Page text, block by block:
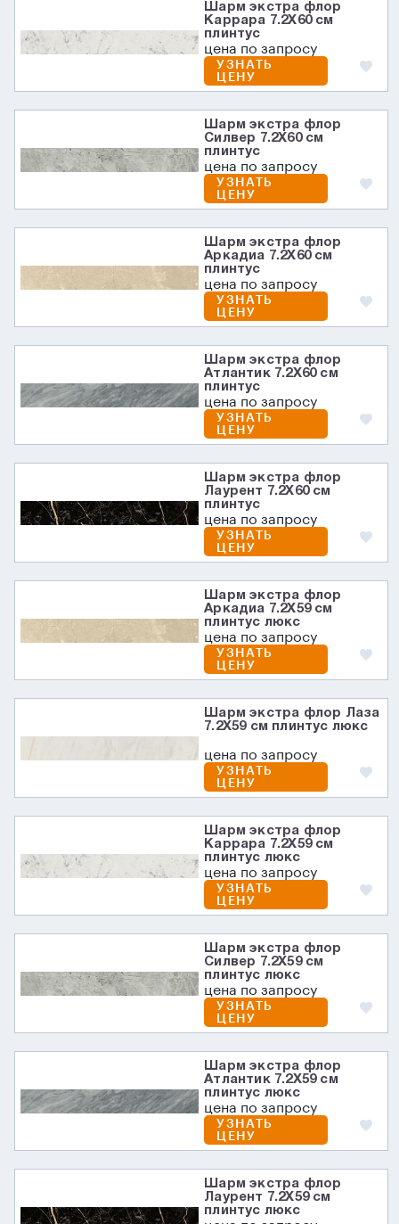
Шарм экстра флор
Каррара 7.2X60 см
плинтус
цена по запросу
УЗНАТЬ
ЦЕНУ
Шарм экстра флор
Силвер 7.2X60 см
плинтус
цена по запросу
УЗНАТЬ
ЦЕНУ
Шарм экстра флор
Аркадиа 7.2X60 см
плинтус
цена по запросу
УЗНАТЬ
ЦЕНУ
Шарм экстра флор
Атлантик 7.2X60 см
плинтус
цена по запросу
УЗНАТЬ
ЦЕНУ
Шарм экстра флор
Лаурент 7.2X60 см
плинтус
цена по запросу
УЗНАТЬ
ЦЕНУ
Шарм экстра флор
Аркадиа 7.2X59 см
плинтус люкс
цена по запросу
УЗНАТЬ
ЦЕНУ
Шарм экстра флор Лаза
7.2X59 см плинтус люкс
цена по запросу
УЗНАТЬ
ЦЕНУ
Шарм экстра флор
Каррара 7.2X59 см
плинтус люкс
цена по запросу
УЗНАТЬ
ЦЕНУ
Шарм экстра флор
Силвер 7.2X59 см
плинтус люкс
цена по запросу
УЗНАТЬ
ЦЕНУ
Шарм экстра флор
Атлантик 7.2X59 см
плинтус люкс
цена по запросу
УЗНАТЬ
ЦЕНУ
Шарм экстра флор
Лаурент 7.2X59 см
плинтус люкс